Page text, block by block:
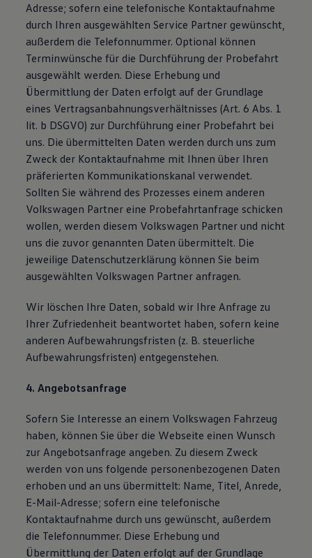
Adresse; sofern eine telefonische Kontaktaufnahme
durch Ihren ausgewählten Service Partner gewünscht,
außerdem die Telefonnummer. Optional können
Terminwünsche für die Durchführung der Probefahrt
ausgewählt werden. Diese Erhebung und
Übermittlung der Daten erfolgt auf der Grundlage
eines Vertragsanbahnungsverhältnisses (Art. 6 Abs. 1
lit. b DSGVO) zur Durchführung einer Probefahrt bei
uns. Die übermittelten Daten werden durch uns zum
Zweck der Kontaktaufnahme mit Ihnen über Ihren
präferierten Kommunikationskanal verwendet.
Sollten Sie während des Prozesses einem anderen
Volkswagen Partner eine Probefahrtanfrage schicken
wollen, werden diesem Volkswagen Partner und nicht
uns die zuvor genannten Daten übermittelt. Die
jeweilige Datenschutzerklärung können Sie beim
ausgewählten Volkswagen Partner anfragen.
Wir löschen Ihre Daten, sobald wir Ihre Anfrage zu
Ihrer Zufriedenheit beantwortet haben, sofern keine
anderen Aufbewahrungsfristen (z. B. steuerliche
Aufbewahrungsfristen) entgegenstehen.
4. Angebotsanfrage
Sofern Sie Interesse an einem Volkswagen Fahrzeug
haben, können Sie über die Webseite einen Wunsch
zur Angebotsanfrage angeben. Zu diesem Zweck
werden von uns folgende personenbezogenen Daten
erhoben und an uns übermittelt: Name, Titel, Anrede,
E-Mail-Adresse; sofern eine telefonische
Kontaktaufnahme durch uns gewünscht, außerdem
die Telefonnummer. Diese Erhebung und
Übermittlung der Daten erfolgt auf der Grundlage